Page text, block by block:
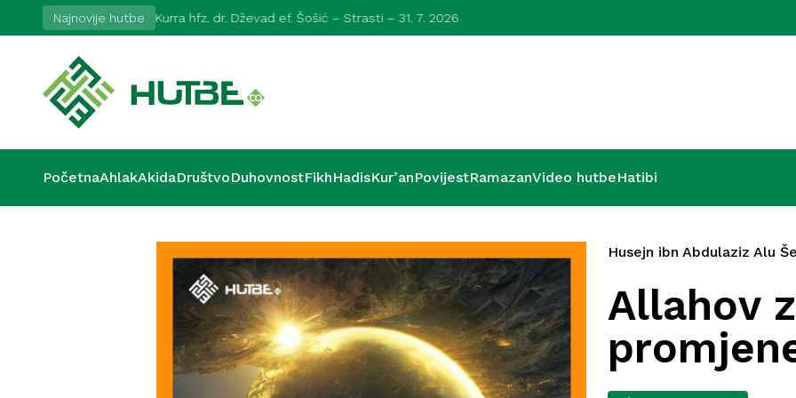
Najnovije hutbe Kurra hfz. dr. Dževad ef. Šošić – Strasti – 31. 7. 2026
PočetnaAhlakAkidaDruštvoDuhovnostFikhHadisKur’anPovijestRamazanVideo hutbeHatibi
Husejn ibn Abdulaziz Alu
Allahov